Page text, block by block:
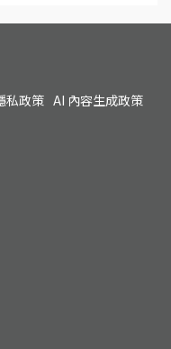
私政策 AI 內容生成政策